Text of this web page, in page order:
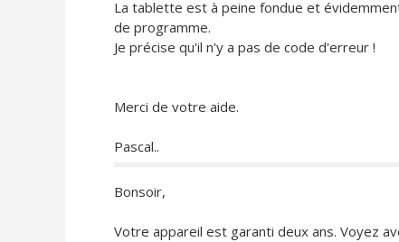
La tablette est à peine fondue et
de programme.
Je précise qu'il n'y a pas de code d'erreur !
Merci de votre aide.
Pascal..
Bonsoir,
Votre appareil est garanti deux ans. Voyez